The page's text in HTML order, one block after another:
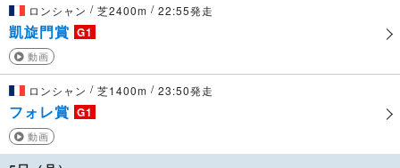
ロンシャン / 芝2400m / 22:55発走
凱旋門賞 G1
動画
ロンシャン / 芝1400m / 23:50発走
フォレ賞 G1
動画